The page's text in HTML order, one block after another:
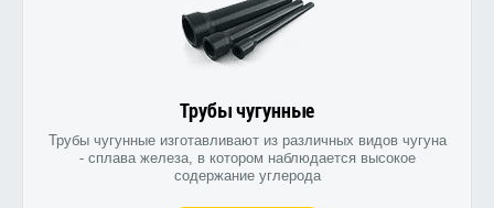
Трубы чугунные
Трубы чугунные изготавливают из различных видов чугуна
- сплава железа, в котором наблюдается высокое
содержание углерода